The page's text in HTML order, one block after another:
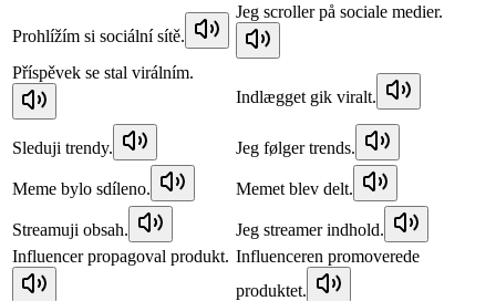
Prohlížím si sociální sítě.
Jeg scroller på sociale medier.
Příspěvek se stal virálním.
Indlægget gik viralt.
Sleduji trendy. Jeg følger trends.
Meme bylo sdíleno. Memet blev delt.
Streamuji obsah.
Jeg streamer indhold.
Influencer propagoval produkt. Influenceren promoverede
produktet.